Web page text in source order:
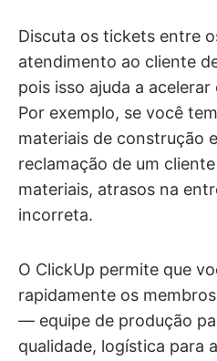
Discuta os tickets entre
atendimento ao cliente
pois isso ajuda a
Por exemplo, se você
materiais de construção
reclamação de um
materiais, atrasos na
incorreta.
O ClickUp permite que
rapidamente os
— equipe de produção
qualidade, logística para